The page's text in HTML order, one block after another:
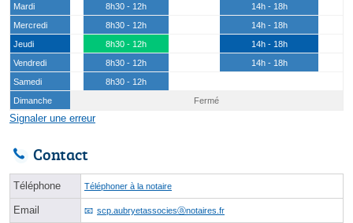
Mardi
8h30 - 12h
14h - 18h
Mercredi
8h30 - 12h
14h - 18h
Jeudi
8h30 - 12h
14h - 18h
Vendredi
8h30 - 12h
14h - 18h
Samedi
8h30 - 12h
Dimanche
Fermé
Signaler une erreur
Contact
Téléphone Téléphoner à la notaire
Email scp.aubryetassociesⓐnotaires.fr